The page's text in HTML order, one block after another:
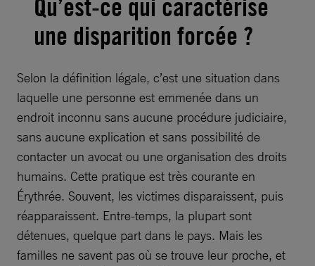
Qu’est-ce qui caractérise
une disparition forcée ?
Selon la définition légale, c’est une situation dans
laquelle une personne est emmenée dans un
endroit inconnu sans aucune procédure judiciaire,
sans aucune explication et sans possibilité de
contacter un avocat ou une organisation des droits
humains. Cette pratique est très courante en
Érythrée. Souvent, les victimes disparaissent, puis
réapparaissent. Entre-temps, la plupart sont
détenues, quelque part dans le pays. Mais les
familles ne savent pas où se trouve leur proche, et